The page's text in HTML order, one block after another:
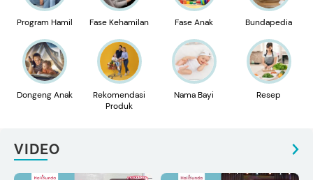
Program Hamil Fase Kehamilan Fase Anak Bundapedia
Dongeng Anak
Rekomendasi
Produk
Nama Bayi Resep
VIDEO